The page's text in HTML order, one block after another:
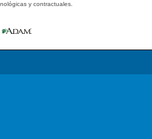
y contractuales.